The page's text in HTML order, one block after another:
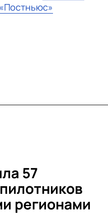
57
регионами